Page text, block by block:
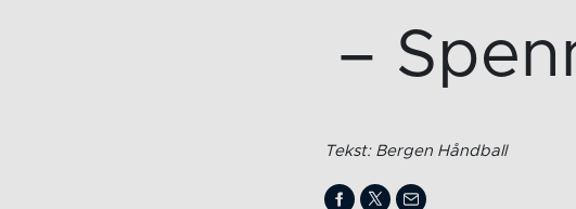
–
Tekst: Bergen Håndball